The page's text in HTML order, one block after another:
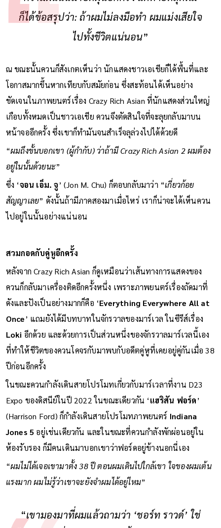
ก็ได้ข้อสรุปว่า: ถ้าผมไม่ลงมือทำ ผมแม่งเสียใจ
ไปทั้งชีวิตแน่นอน”
ณ ขณะนั้นควนก็สังเกตเห็นว่า นักแสดงชาวเอเชียก็ได้พื้นที่และ
โอกาสมากขึ้นหากเทียบกับสมัยก่อน ซึ่งสะท้อนได้เห็นอย่าง
ชัดเจนในภาพยนตร์เรื่อง Crazy Rich Asian ที่นักแสดงส่วนใหญ่
เกือบทั้งหมดเป็นชาวเอเชีย ควนจึงตัดสินใจที่จะลุยกลับมาบน
หน้าจออีกครั้ง ซึ่งเขาก็ทำมันจนสำเร็จลุล่วงไปได้ด้วยดี
“ผมถึงขั้นบอกเขา (ผู้กำกับ) ว่าถ้ามี Crazy Rich Asian 2 ผมต้อง
อยู่ในนั้นด้วยนะ”
ซึ่ง ‘จอน เอ็ม. จู’ (Jon M. Chu) ก็ตอบกลับมาว่า “เกี่ยวก้อย
สัญญาเลย” ดังนั้นถ้ามีภาคสองมาเมื่อไหร่ เราก็น่าจะได้เห็นควน
ไปอยู่ในนั้นอย่างแน่นอน
สวมกอดกับคู่หูอีกครั้ง
หลังจาก Crazy Rich Asian ก็ดูเหมือนว่าเส้นทางการแสดงของ
ควนก็กลับมาเครื่องติดอีกครั้งหนึ่ง เพราะภาพยนตร์เรื่องถัดมาที่
ดังและปังเป็นอย่างมากก็คือ ‘Everything Everywhere All at
Once’ แถมยังได้มีบทบาทในจักรวาลของมาร์เวล ในซีรีส์เรื่อง
Loki อีกด้วย และด้วยการเป็นส่วนหนึ่งของจักรวาลมาร์เวลนี้เอง
ที่ทำให้ชีวิตของควนโคจรกับมาพบกับอดีตคู่หูที่เคยอยู่คู่กันเมื่อ 38
ปีก่อนอีกครั้ง
ในขณะควนกำลังเดินสายโปรโมทเกี่ยวกับมาร์เวลาที่งาน D23
Expo ของดิสนีย์ในปี 2022 ในขณะเดียวกัน ‘แฮริสัน ฟอร์ด’
(Harrison Ford) ก็กำลังเดินสายโปรโมทภาพยนตร์ Indiana
Jones 5 อยู่เช่นเดียวกัน และในขณะที่ควนกำลังพักผ่อนอยู่ใน
ห้องรับรอง ก็มีคนเดินมาบอกเขาว่าฟอร์ดอยู่ข้างนอกนี่เอง
“ผมไม่ได้เจอเขามาตั้ง 38 ปี ตอนผมเดินไปใกล้เขา ใจของผมเต้น
แรงมาก ผมไม่รู้ว่าเขาจะยังจำผมได้อยู่ไหม”
“เขามองมาที่ผมแล้วถามว่า ‘ชอร์ท ราวด์’ ใช่